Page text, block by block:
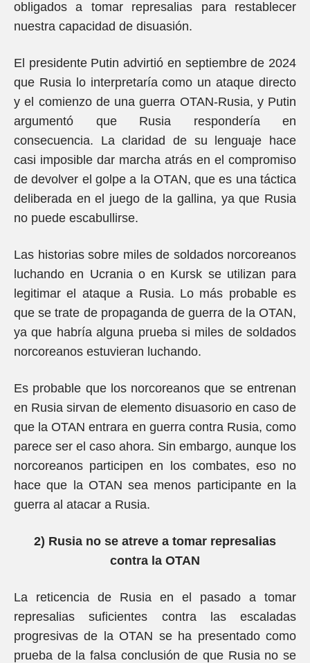
obligados a tomar represalias para restablecer
nuestra capacidad de disuasión.
El presidente Putin advirtió en septiembre de 2024
que Rusia lo interpretaría como un ataque directo
y el comienzo de una guerra OTAN-Rusia, y Putin
argumentó que Rusia respondería en
consecuencia. La claridad de su lenguaje hace
casi imposible dar marcha atrás en el compromiso
de devolver el golpe a la OTAN, que es una táctica
deliberada en el juego de la gallina, ya que Rusia
no puede escabullirse.
Las historias sobre miles de soldados norcoreanos
luchando en Ucrania o en Kursk se utilizan para
legitimar el ataque a Rusia. Lo más probable es
que se trate de propaganda de guerra de la OTAN,
ya que habría alguna prueba si miles de soldados
norcoreanos estuvieran luchando.
Es probable que los norcoreanos que se entrenan
en Rusia sirvan de elemento disuasorio en caso de
que la OTAN entrara en guerra contra Rusia, como
parece ser el caso ahora. Sin embargo, aunque los
norcoreanos participen en los combates, eso no
hace que la OTAN sea menos participante en la
guerra al atacar a Rusia.
2) Rusia no se atreve a tomar represalias
contra la OTAN
La reticencia de Rusia en el pasado a tomar
represalias suficientes contra las escaladas
progresivas de la OTAN se ha presentado como
prueba de la falsa conclusión de que Rusia no se